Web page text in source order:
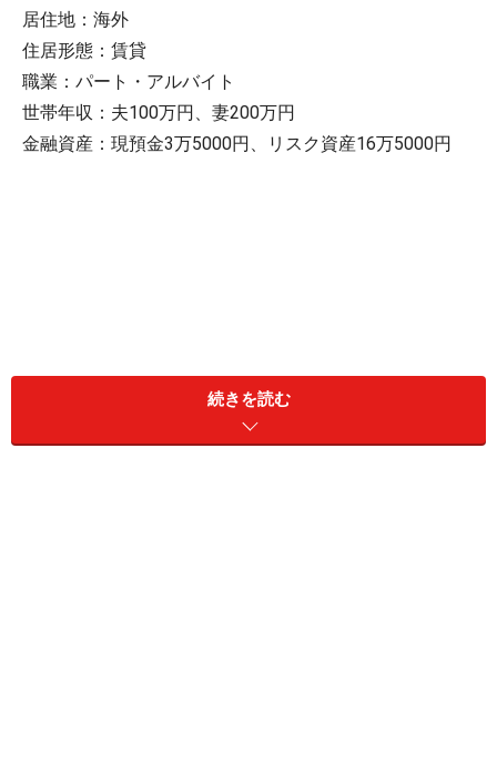
居住地：海外
住居形態：賃貸
職業：パート・アルバイト
世帯年収：夫100万円、妻200万円
金融資産：現預金3万5000円、リスク資産16万5000円
続きを読む